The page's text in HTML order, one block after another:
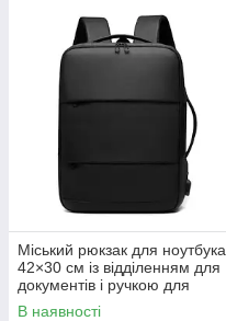
Міський рюкзак для ноутбука
42×30 см із відділенням для
документів і ручкою для
перенесення KAY
В наявності